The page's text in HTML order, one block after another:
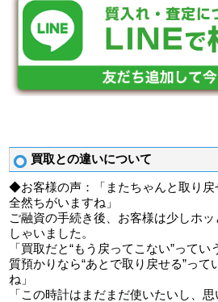
買取との違いについて
◆お客様の声：「またちゃんと取り
全然ちがいますね」
ご融資の手続き後、お客様は少しホ
しゃいました。
「買取だと“もう戻ってこない”ってい
質預かりなら“あとで取り戻せる”って
ね」
「この時計はまだまだ使いたいし、